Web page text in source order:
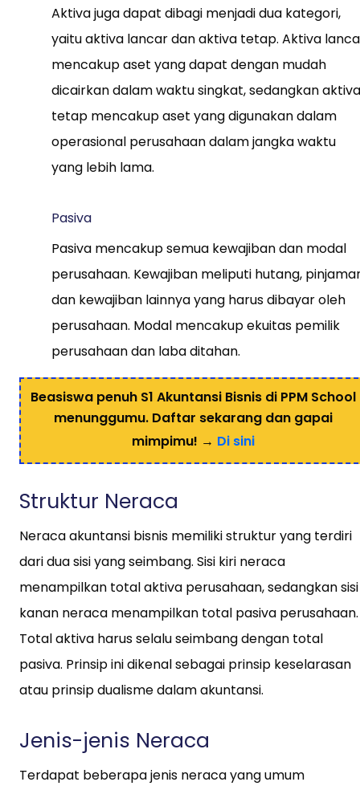
Aktiva juga dapat dibagi menjadi dua kategori,
yaitu aktiva lancar dan aktiva tetap. Aktiva
mencakup aset yang dapat dengan mudah
dicairkan dalam waktu singkat, sedangkan aktiva
tetap mencakup aset yang digunakan dalam
operasional perusahaan dalam jangka waktu
yang lebih lama.
Pasiva
Pasiva mencakup semua kewajiban dan modal
perusahaan. Kewajiban meliputi hutang,
dan kewajiban lainnya yang harus dibayar oleh
perusahaan. Modal mencakup ekuitas pemilik
perusahaan dan laba ditahan.
Beasiswa penuh S1 Akuntansi Bisnis di PPM School
menunggumu. Daftar sekarang dan gapai
mimpimu! → Di sini
Struktur Neraca
Neraca akuntansi bisnis memiliki struktur yang terdiri
dari dua sisi yang seimbang. Sisi kiri neraca
menampilkan total aktiva perusahaan, sedangkan sisi
kanan neraca menampilkan total pasiva perusahaan.
Total aktiva harus selalu seimbang dengan total
pasiva. Prinsip ini dikenal sebagai prinsip keselarasan
atau prinsip dualisme dalam akuntansi.
Jenis-jenis Neraca
Terdapat beberapa jenis neraca yang umum